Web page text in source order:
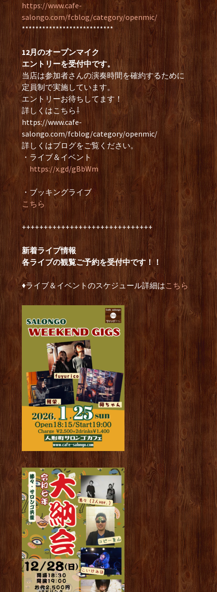
https://www.cafe-
salongo.com/fcblog/category/openmic/
***************************
12月のオープンマイク
エントリーを受付中です。
当店は参加者さんの演奏時間を確約するために
定員制で実施しています。
エントリーお待ちしてます！
詳しくはこちら⇩
https://www.cafe-
salongo.com/fcblog/category/openmic/
詳しくはブログをご覧ください。
・ライブ＆イベント
https://x.gd/gBbWm
・ブッキングライブ
こちら
++++++++++++++++++++++++++++++
新着ライブ情報
各ライブの観覧ご予約を受付中です！！
♦︎ライブ＆イベントのスケジュール詳細はこちら